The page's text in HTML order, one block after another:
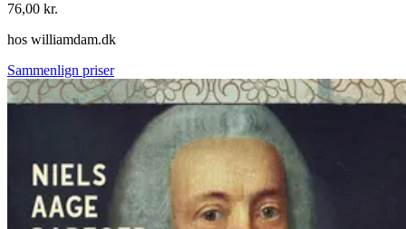
76,00 kr.
hos williamdam.dk
Sammenlign priser